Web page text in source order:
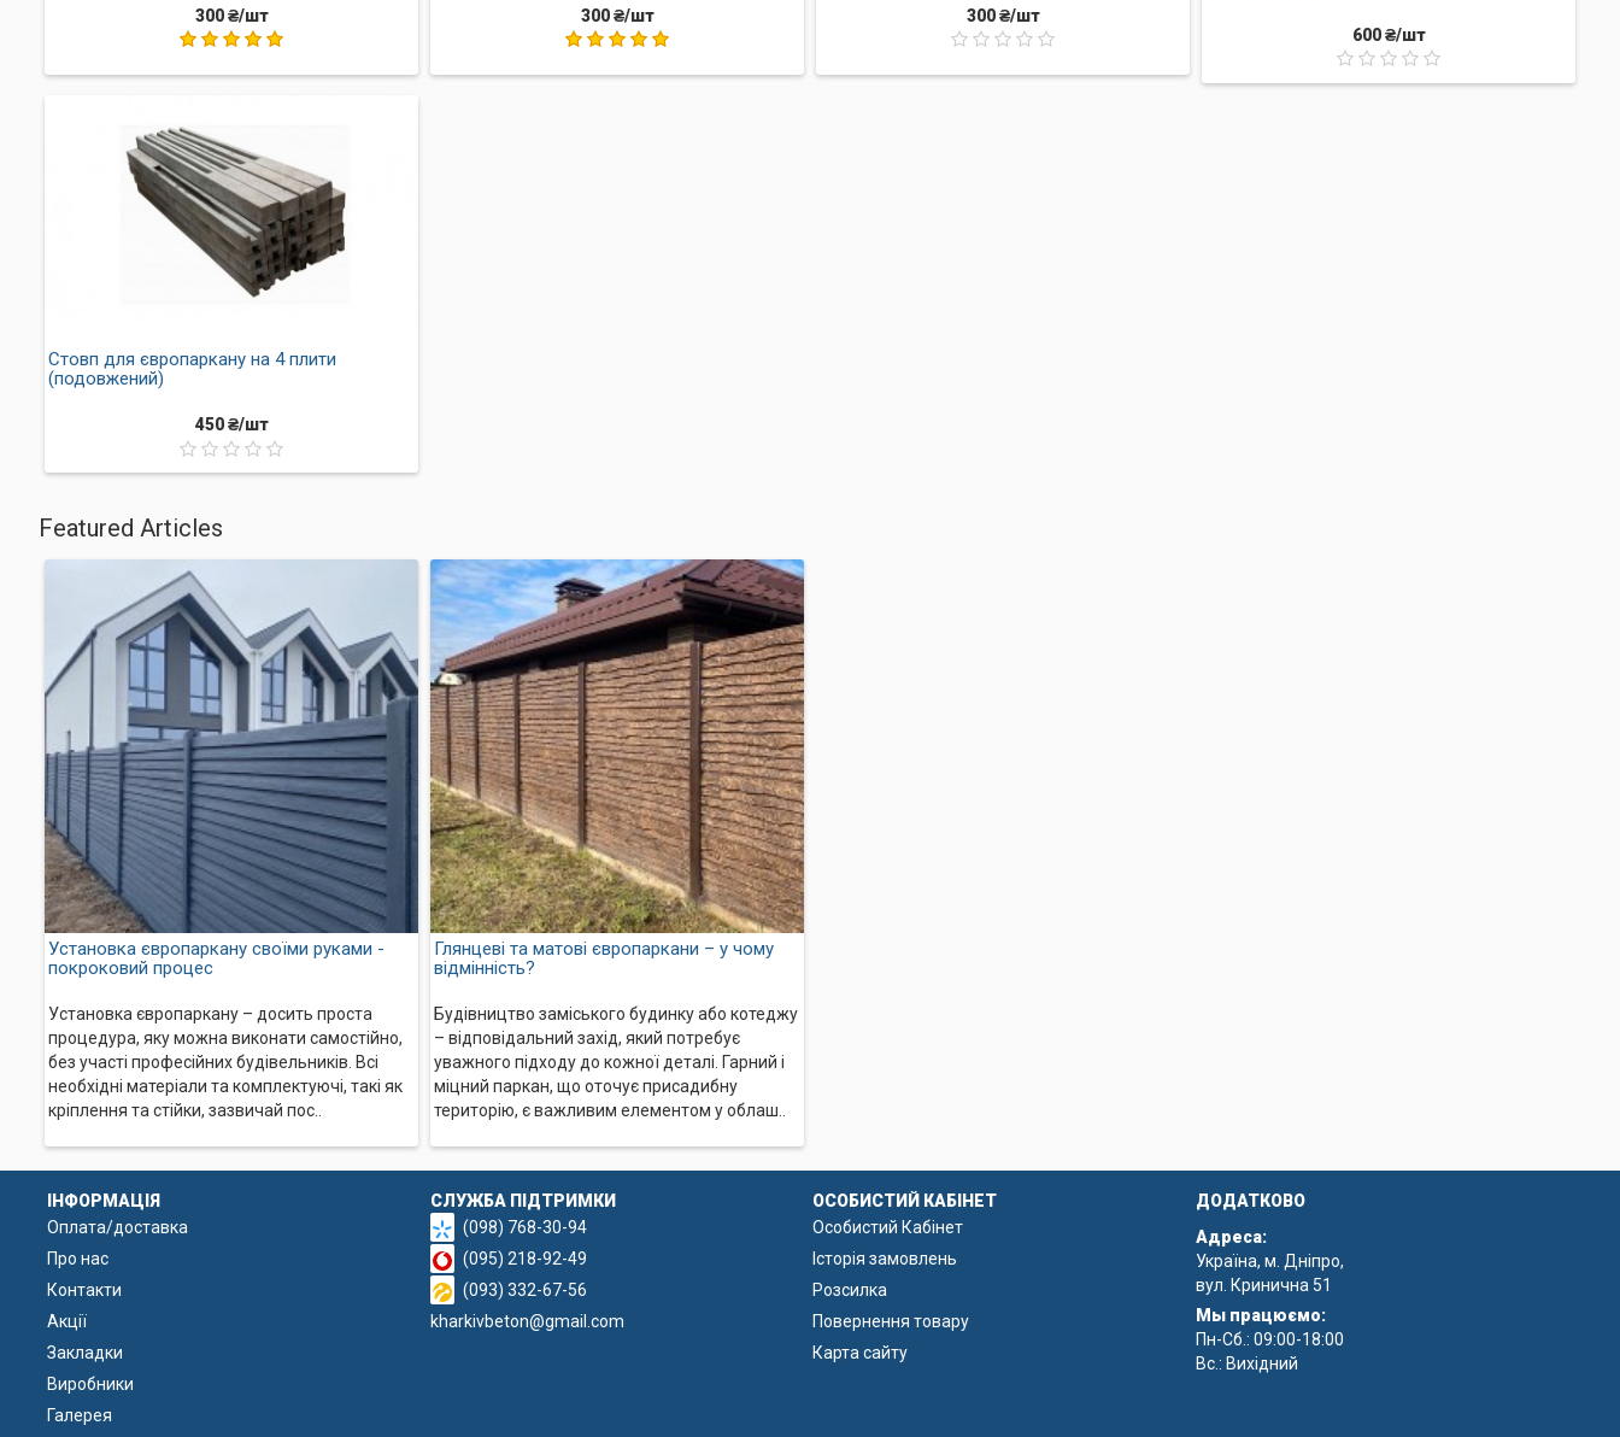
Властивості бетонного огорожі Шалівка
Нескладний монтаж
Можливість фарбування
Гарний зовнішній вигляд
Розміри європаркану Шалівка
Євроогорож Шалівка – замовити під ключ
Плити та стовпи для монтажу вашого паркану можна купити в "Дніпро Бетон". На сайті ви можете вибрати найзручніший варіант -
300 ₴/шт 300 ₴/шт 300 ₴/шт
600 ₴/шт
Стовп для європаркану на 4 плити
(подовжений)
450 ₴/шт
Featured Articles
Установка європаркану своїми руками -
покроковий процес
Установка європаркану – досить проста
процедура, яку можна виконати самостійно,
без участі професійних будівельників. Всі
необхідні матеріали та комплектуючі, такі як
кріплення та стійки, зазвичай пос..
Глянцеві та матові європаркани – у чому
відмінність?
Будівництво заміського будинку або котеджу
– відповідальний захід, який потребує
уважного підходу до кожної деталі. Гарний і
міцний паркан, що оточує присадибну
територію, є важливим елементом у облаш..
ІНФОРМАЦІЯ
Оплата/доставка
Про нас
Контакти
Акції
Закладки
Виробники
Галерея
СЛУЖБА ПІДТРИМКИ
(098) 768-30-94
(095) 218-92-49
(093) 332-67-56
kharkivbeton@gmail.com
ОСОБИСТИЙ КАБІНЕТ
Особистий Кабінет
Історія замовлень
Розсилка
Повернення товару
Карта сайту
ДОДАТКОВО
Адреса:
Україна, м. Дніпро,
вул. Кринична 51
Мы працюємо:
Пн-Сб.: 09:00-18:00
Вс.: Вихідний